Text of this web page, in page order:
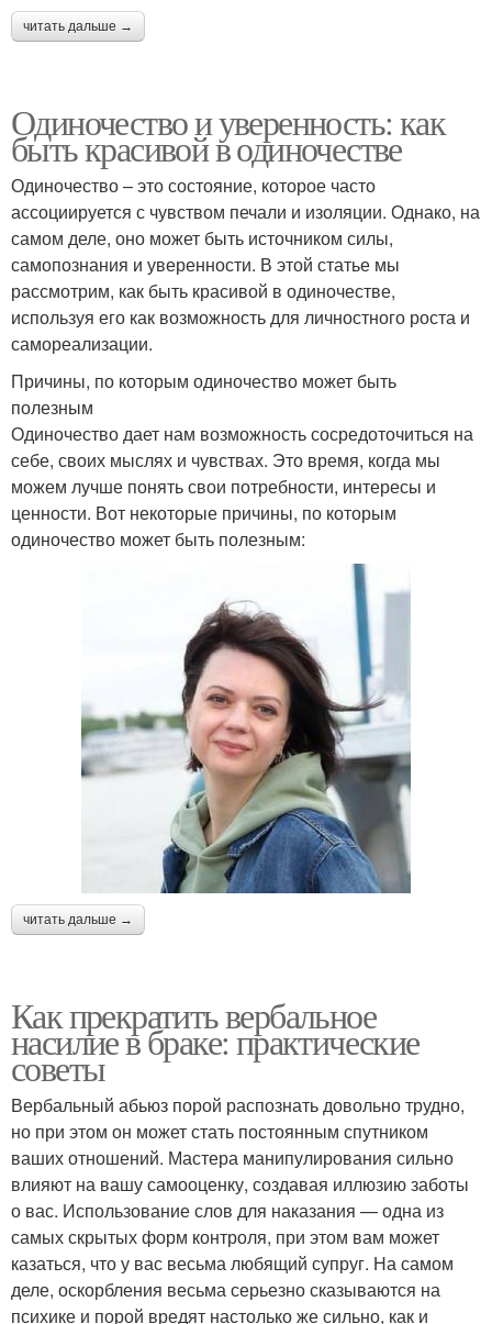
читать дальше →
Одиночество и уверенность: как
быть красивой в одиночестве
Одиночество – это состояние, которое часто
ассоциируется с чувством печали и изоляции. Однако, на
самом деле, оно может быть источником силы,
самопознания и уверенности. В этой статье мы
рассмотрим, как быть красивой в одиночестве,
используя его как возможность для личностного роста и
самореализации.
Причины, по которым одиночество может быть
полезным
Одиночество дает нам возможность сосредоточиться на
себе, своих мыслях и чувствах. Это время, когда мы
можем лучше понять свои потребности, интересы и
ценности. Вот некоторые причины, по которым
одиночество может быть полезным:
читать дальше →
Как прекратить вербальное
насилие в браке: практические
советы
Вербальный абьюз порой распознать довольно трудно,
но при этом он может стать постоянным спутником
ваших отношений. Мастера манипулирования сильно
влияют на вашу самооценку, создавая иллюзию заботы
о вас. Использование слов для наказания — одна из
самых скрытых форм контроля, при этом вам может
казаться, что у вас весьма любящий супруг. На самом
деле, оскорбления весьма серьезно сказываются на
психике и порой вредят настолько же сильно, как и